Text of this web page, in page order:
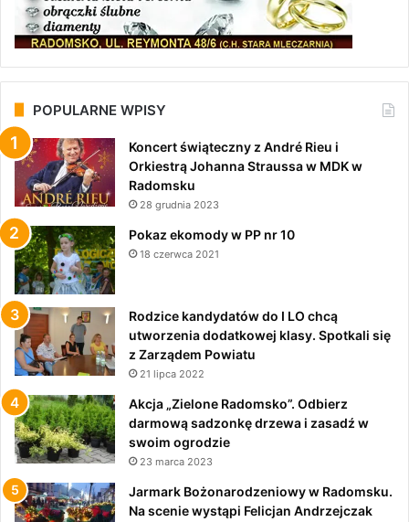
POPULARNE WPISY
Koncert świąteczny z André Rieu i
Orkiestrą Johanna Straussa w MDK w
Radomsku
28 grudnia 2023
Pokaz ekomody w PP nr 10
18 czerwca 2021
Rodzice kandydatów do I LO chcą
utworzenia dodatkowej klasy. Spotkali się
z Zarządem Powiatu
21 lipca 2022
Akcja „Zielone Radomsko”. Odbierz
darmową sadzonkę drzewa i zasadź w
swoim ogrodzie
23 marca 2023
Jarmark Bożonarodzeniowy w Radomsku.
Na scenie wystąpi Felicjan Andrzejczak